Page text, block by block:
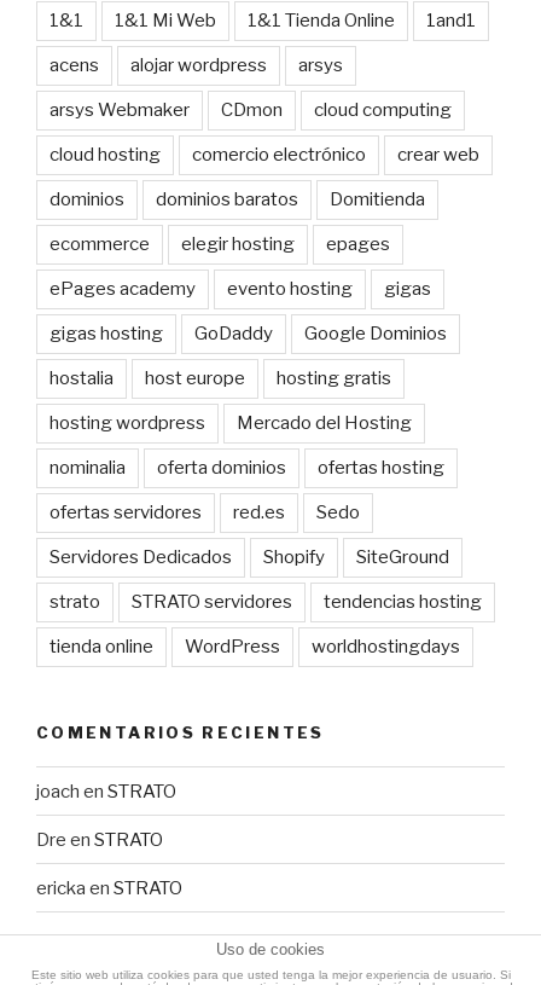
1&1 1&1 Mi Web 1&1 Tienda Online 1and1
acens alojar wordpress arsys
arsys Webmaker CDmon cloud computing
cloud hosting comercio electrónico crear web
dominios dominios baratos Domitienda
ecommerce elegir hosting epages
ePages academy evento hosting gigas
gigas hosting GoDaddy Google Dominios
hostalia host europe hosting gratis
hosting wordpress Mercado del Hosting
nominalia oferta dominios ofertas hosting
ofertas servidores red.es Sedo
Servidores Dedicados Shopify SiteGround
strato STRATO servidores tendencias hosting
tienda online WordPress worldhostingdays
COMENTARIOS RECIENTES
joach en STRATO
Dre en STRATO
ericka en STRATO
Uso de cookies
Este sitio web utiliza cookies para que usted tenga la mejor experiencia de usuario. Si